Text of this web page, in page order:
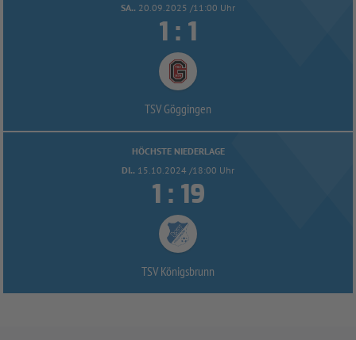
SA.. 20.09.2025 /11:00 Uhr
 : 
TSV Göggingen
HÖCHSTE NIEDERLAGE
DI.. 15.10.2024 /18:00 Uhr
 : 
TSV Königsbrunn